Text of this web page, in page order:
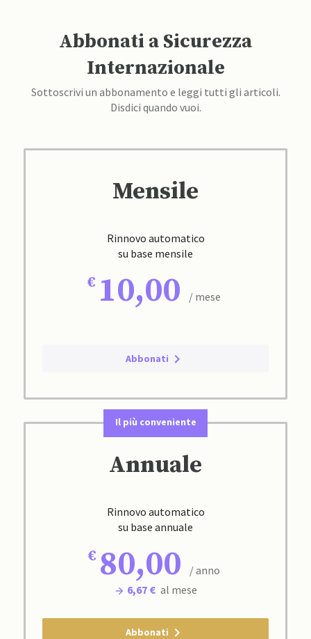
Abbonati a Sicurezza
Internazionale
Sottoscrivi un abbonamento e leggi tutti gli articoli.
Disdici quando vuoi.
Mensile
Rinnovo automatico
su base mensile
10,00 / mese
Abbonati
Il più conveniente
Annuale
Rinnovo automatico
su base annuale
80,00
/ anno
6,67 € al mese
Abbonati